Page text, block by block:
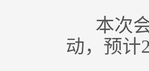
本次会
动，预计